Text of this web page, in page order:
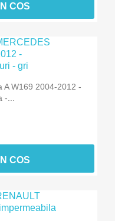
COS
A W169 2004-2012 -
...
COS